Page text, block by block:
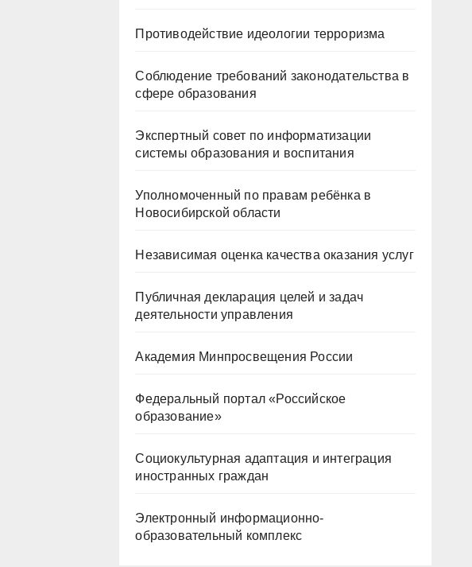
Противодействие идеологии терроризма
Cоблюдение требований законодательства в
сфере образования
Экспертный совет по информатизации
системы образования и воспитания
Уполномоченный по правам ребёнка в
Новосибирской области
Независимая оценка качества оказания услуг
Публичная декларация целей и задач
деятельности управления
Академия Минпросвещения России
Федеральный портал «Российское
образование»
Социокультурная адаптация и интеграция
иностранных граждан
Электронный информационно-
образовательный комплекс